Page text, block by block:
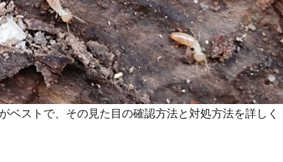
ベストで、その見た目の確認方法と対処方法を詳しく